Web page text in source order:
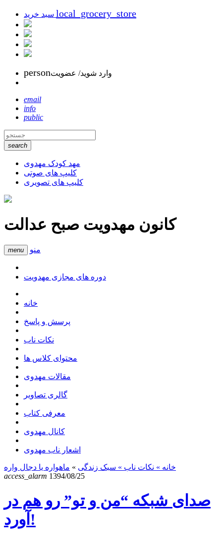
local_grocery_store
personوارد شوید/ عضویت
email
info
public
search
مهد کودک مهدوی
کلیپ های صوتی
کلیپ های تصویری
کانون مهدویت صبح عدالت
menu منو
دوره های مجازی مهدویت
خانه
پرسش و پاسخ
نکات ناب
محتوای کلاس ها
مقالات مهدوی
گالری تصاویر
معرفی کتاب
کانال مهدوی
اشعار ناب مهدوی
خانه » نکات ناب » سبک زندگی » ماهواره یا دجال واره
access_alarm 1394/08/25
صدای شبکه “من و تو” رو هم در
آورد!